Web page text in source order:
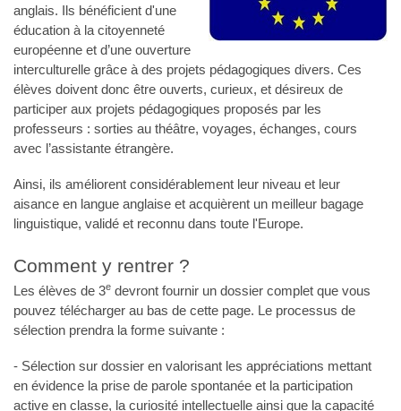
anglais. Ils bénéficient d'une
éducation à la citoyenneté
européenne et d’une ouverture
interculturelle grâce à des projets pédagogiques divers. Ces
élèves doivent donc être ouverts, curieux, et désireux de
participer aux projets pédagogiques proposés par les
professeurs : sorties au théâtre, voyages, échanges, cours
avec l’assistante étrangère.
Ainsi, ils améliorent considérablement leur niveau et leur
aisance en langue anglaise et acquièrent un meilleur bagage
linguistique, validé et reconnu dans toute l'Europe.
Comment y rentrer ?
Les élèves de 3e devront fournir un dossier complet que vous
pouvez télécharger au bas de cette page. Le processus de
sélection prendra la forme suivante :
- Sélection sur dossier en valorisant les appréciations mettant
en évidence la prise de parole spontanée et la participation
active en classe, la curiosité intellectuelle ainsi que la capacité